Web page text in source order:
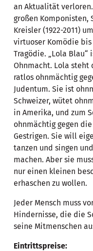
an Aktualität
großen Komponisten,
Kreisler (1922-2011)
virtuoser Komödie
Tragödie. „Lola
Ohnmacht. Lola steht
ratlos ohnmächtig
Judentum. Sie ist
Schweizer, wütet
in Amerika, und zum
ohnmächtig gegen
Gestrigen. Sie will
tanzen und singen
machen. Aber sie
nur einen kleinen
erhaschen zu wollen.
Jeder Mensch muss
Hindernisse, die die
seine Mitmenschen
Eintrittspreise: